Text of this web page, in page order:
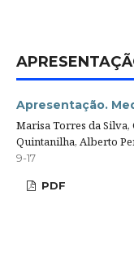
Apresentação.
Marisa Torres da
Quintanilha, Alberto
9-17
PDF